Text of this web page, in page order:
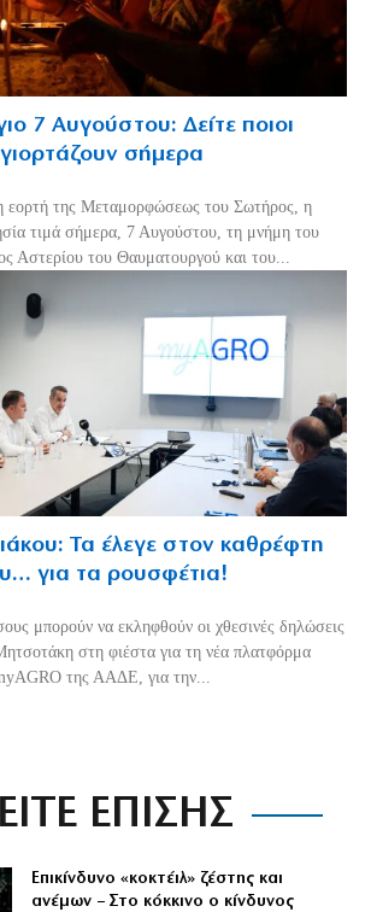
7 Αυγούστου: Δείτε ποιοι
γιορτάζουν σήμερα
εορτή της Μεταμορφώσεως του Σωτήρος, η
τιμά σήμερα, 7 Αυγούστου, τη μνήμη του
Αστερίου του Θαυματουργού και του...
Τα έλεγε στον καθρέφτη
για τα ρουσφέτια!
μπορούν να εκληφθούν οι χθεσινές δηλώσεις
στη φιέστα για τη νέα πλατφόρμα
της ΑΑΔΕ, για την...
ΕΠΙΣΗΣ
Επικίνδυνο «κοκτέιλ» ζέστης και
ανέμων – Στο κόκκινο ο κίνδυνος